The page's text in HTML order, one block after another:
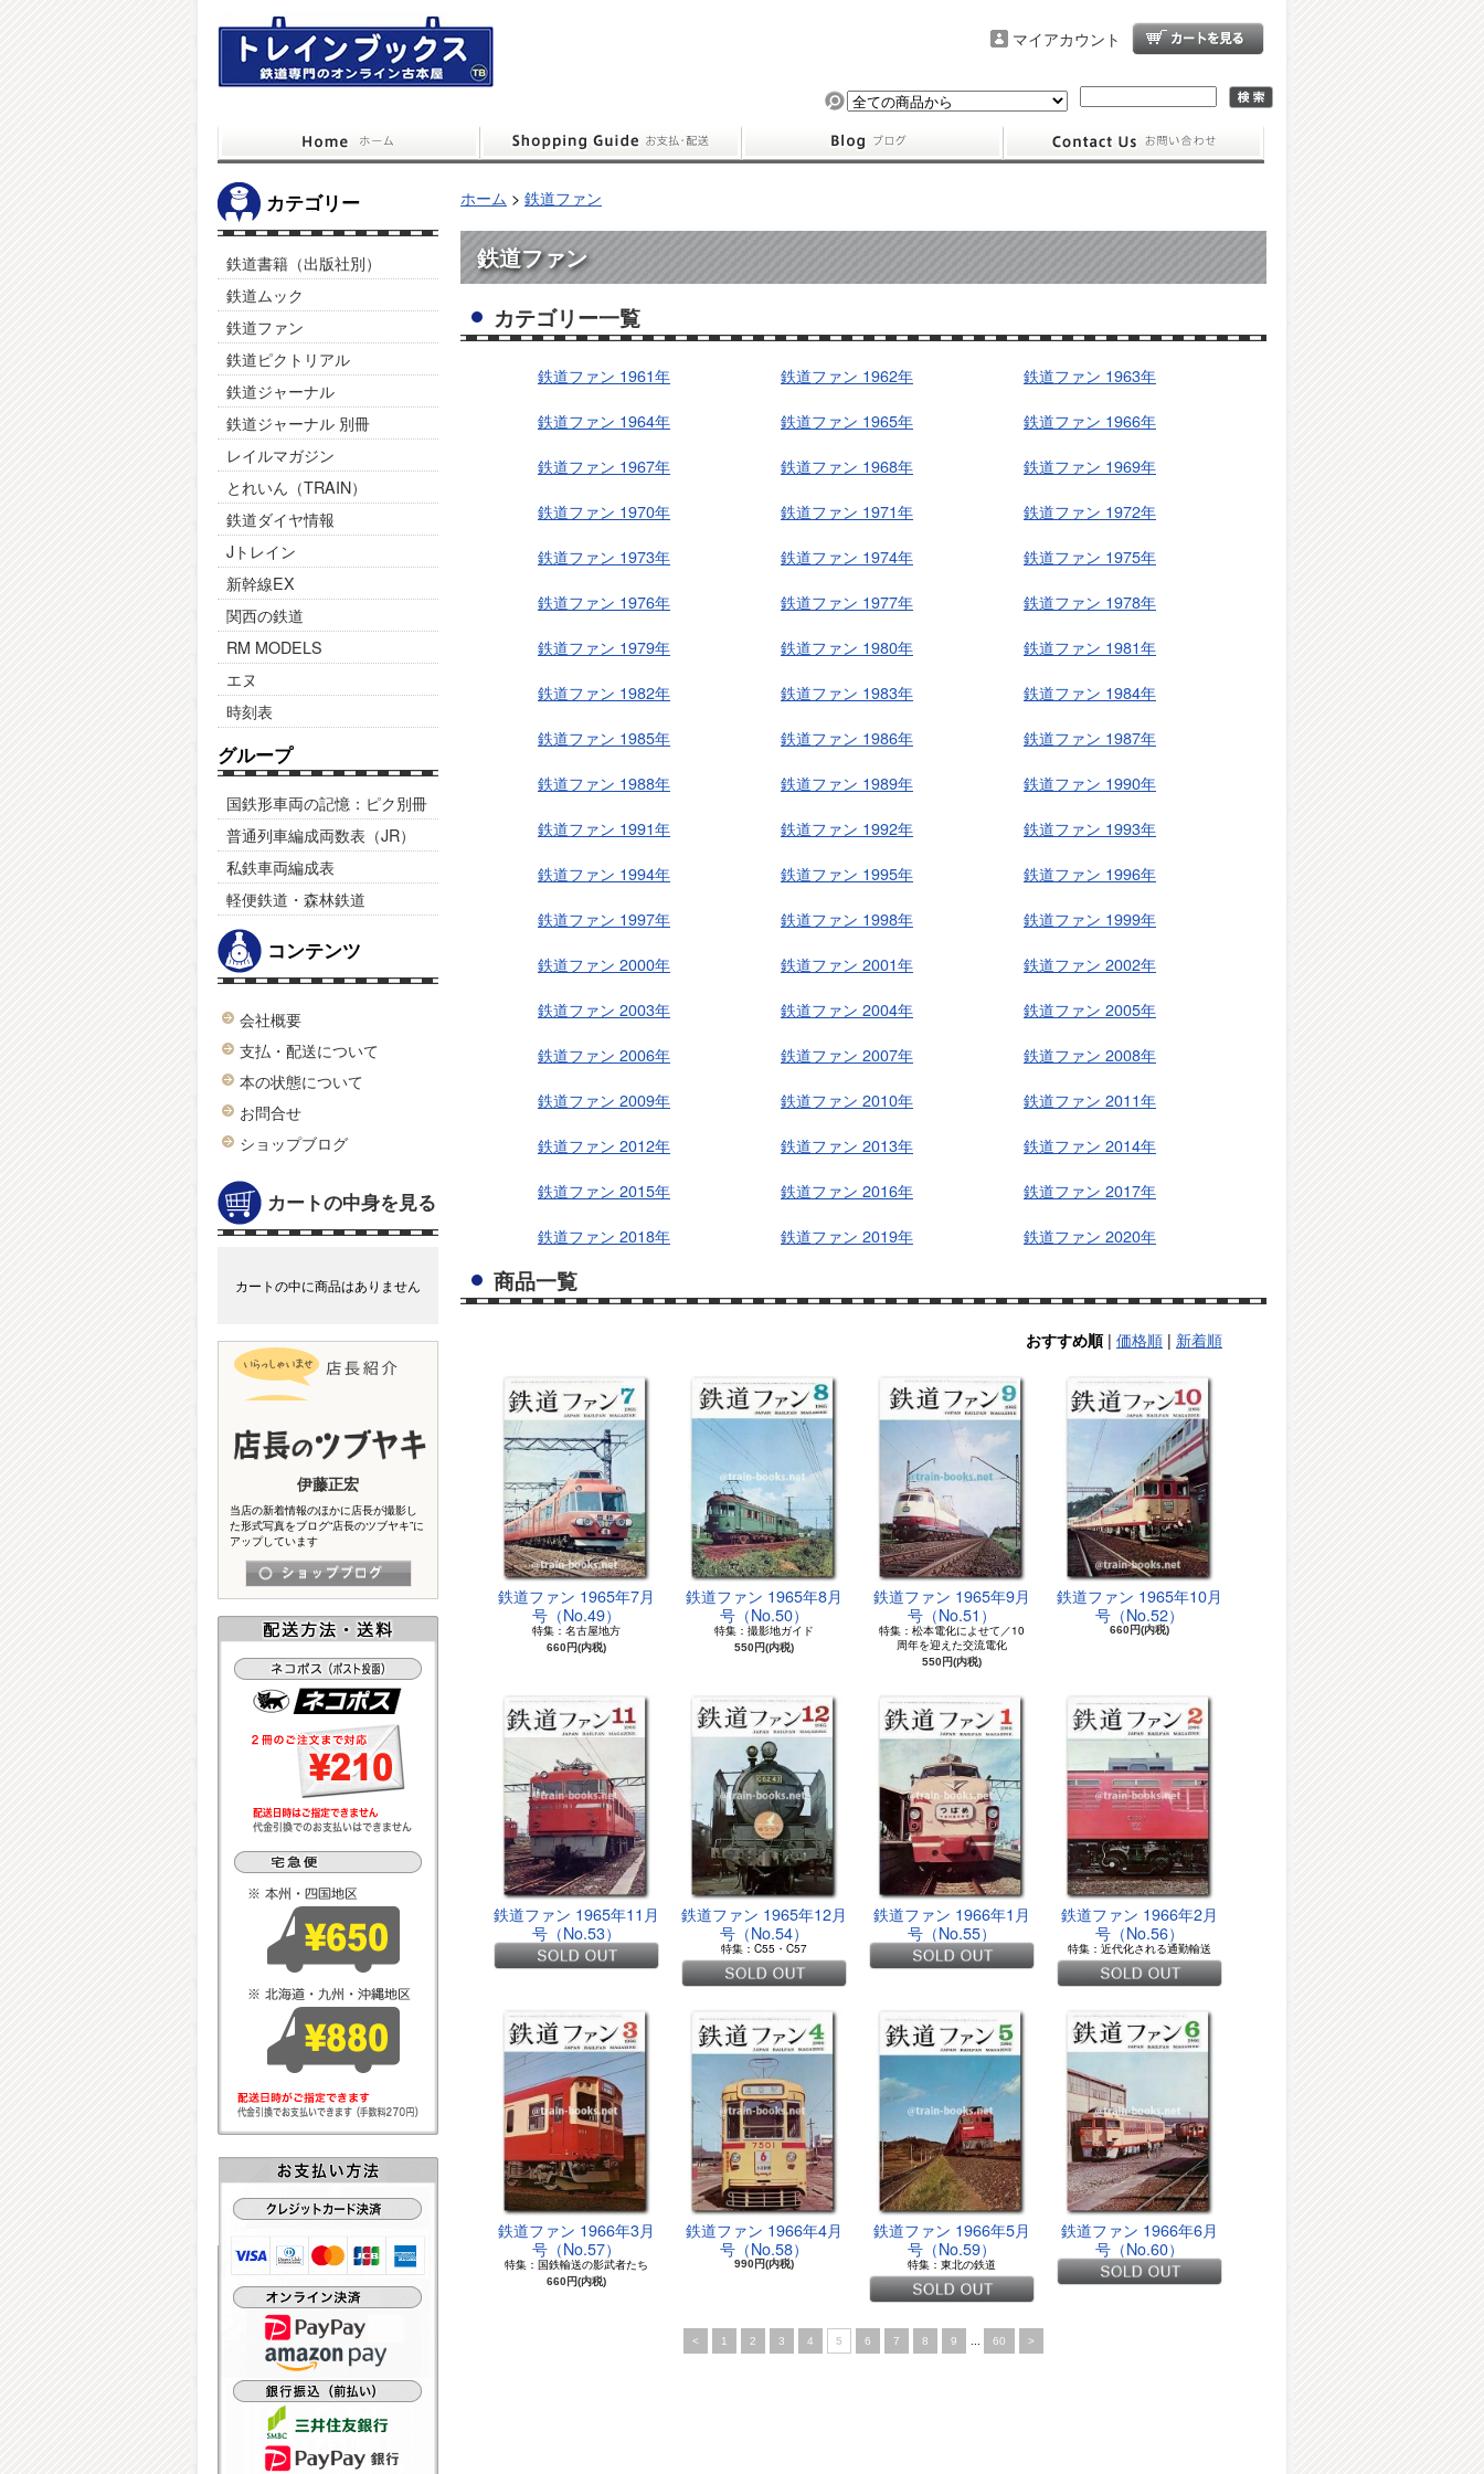
マイアカウント
カテゴリー
鉄道書籍（出版社別）
鉄道ムック
鉄道ファン
鉄道ピクトリアル
鉄道ジャーナル
鉄道ジャーナル 別冊
レイルマガジン
とれいん（TRAIN）
鉄道ダイヤ情報
Jトレイン
新幹線EX
関西の鉄道
RM MODELS
エヌ
時刻表
グループ
国鉄形車両の記憶：ピク別冊
普通列車編成両数表（JR）
私鉄車両編成表
軽便鉄道・森林鉄道
コンテンツ
会社概要
支払・配送について
本の状態について
お問合せ
ショップブログ
カートの中身を見る
カートの中に商品はありません
伊藤正宏
当店の新着情報のほかに店長が撮影し
た形式写真をブログ“店長のツブヤキ”に
アップしています
ホーム > 鉄道ファン
鉄道ファン
カテゴリー一覧
鉄道ファン 1961年 鉄道ファン 1962年
鉄道ファン 1963年
鉄道ファン 1964年
鉄道ファン 1965年
鉄道ファン 1966年
鉄道ファン 1967年
鉄道ファン 1968年
鉄道ファン 1969年
鉄道ファン 1970年
鉄道ファン 1971年
鉄道ファン 1972年
鉄道ファン 1973年
鉄道ファン 1974年
鉄道ファン 1975年
鉄道ファン 1976年
鉄道ファン 1977年
鉄道ファン 1978年
鉄道ファン 1979年
鉄道ファン 1980年
鉄道ファン 1981年
鉄道ファン 1982年
鉄道ファン 1983年
鉄道ファン 1984年
鉄道ファン 1985年
鉄道ファン 1986年
鉄道ファン 1987年
鉄道ファン 1988年
鉄道ファン 1989年
鉄道ファン 1990年
鉄道ファン 1991年
鉄道ファン 1992年
鉄道ファン 1993年
鉄道ファン 1994年
鉄道ファン 1995年
鉄道ファン 1996年
鉄道ファン 1997年
鉄道ファン 1998年
鉄道ファン 1999年
鉄道ファン 2000年
鉄道ファン 2001年
鉄道ファン 2002年
鉄道ファン 2003年
鉄道ファン 2004年
鉄道ファン 2005年
鉄道ファン 2006年
鉄道ファン 2007年
鉄道ファン 2008年
鉄道ファン 2009年
鉄道ファン 2010年
鉄道ファン 2011年
鉄道ファン 2012年
鉄道ファン 2013年
鉄道ファン 2014年
鉄道ファン 2015年
鉄道ファン 2016年
鉄道ファン 2017年
鉄道ファン 2018年
鉄道ファン 2019年 鉄道ファン 2020年
商品一覧
おすすめ順| 価格順 | 新着順
鉄道ファン 1965年7月
号（No.49）
特集：名古屋地方
660円(内税)
鉄道ファン 1965年8月
号（No.50）
特集：撮影地ガイド
550円(内税)
鉄道ファン 1965年9月
号（No.51）
特集：松本電化によせて／10
周年を迎えた交流電化
550円(内税)
鉄道ファン 1965年10月
号（No.52）
660円(内税)
鉄道ファン 1965年11月
号（No.53）
鉄道ファン 1965年12月
号（No.54）
特集：C55・C57
鉄道ファン 1966年1月
号（No.55）
鉄道ファン 1966年2月
号（No.56）
特集：近代化される通勤輸送
鉄道ファン 1966年3月
号（No.57）
特集：国鉄輸送の影武者たち
660円(内税)
鉄道ファン 1966年4月
号（No.58）
990円(内税)
鉄道ファン 1966年5月
号（No.59）
特集：東北の鉄道
鉄道ファン 1966年6月
号（No.60）
< 1 2 3 4 5 6 7 8 9 60 >